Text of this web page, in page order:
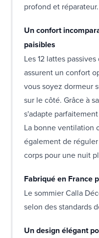
profond et réparateur.
Un confort
paisibles
Les 12 lattes
assurent un confort
vous soyez dormeur
sur le côté. Grâce à
s'adapte
La bonne ventilation
également de
corps pour une nuit
Fabriqué en France
Le sommier Calla
selon des standards
Un design élégant